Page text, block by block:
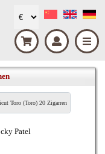
Toro (Toro) 20 Zigarren
Patel